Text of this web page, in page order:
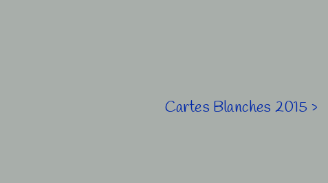
Next
Cartes Blanches 2015 ›